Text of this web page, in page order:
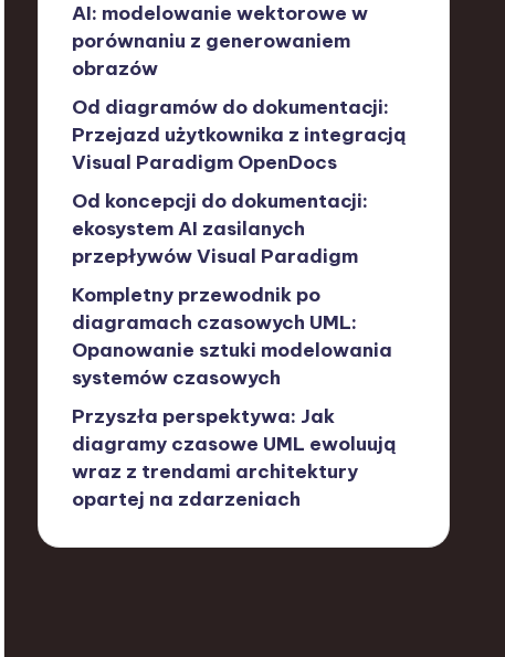
AI: modelowanie wektorowe w
porównaniu z generowaniem
obrazów
Od diagramów do dokumentacji:
Przejazd użytkownika z integracją
Visual Paradigm OpenDocs
Od koncepcji do dokumentacji:
ekosystem AI zasilanych
przepływów Visual Paradigm
Kompletny przewodnik po
diagramach czasowych UML:
Opanowanie sztuki modelowania
systemów czasowych
Przyszła perspektywa: Jak
diagramy czasowe UML ewoluują
wraz z trendami architektury
opartej na zdarzeniach